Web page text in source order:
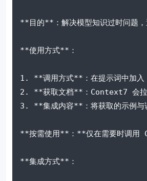
**目的**：解决模型知识过时问题
**使用方式**：
1. **调用方式**：在提示词中加
2. **获取文档**：Context7 会拉
3. **集成内容**：将获取的示例与
**按需使用**：**仅在需要时调用
**集成方式**：